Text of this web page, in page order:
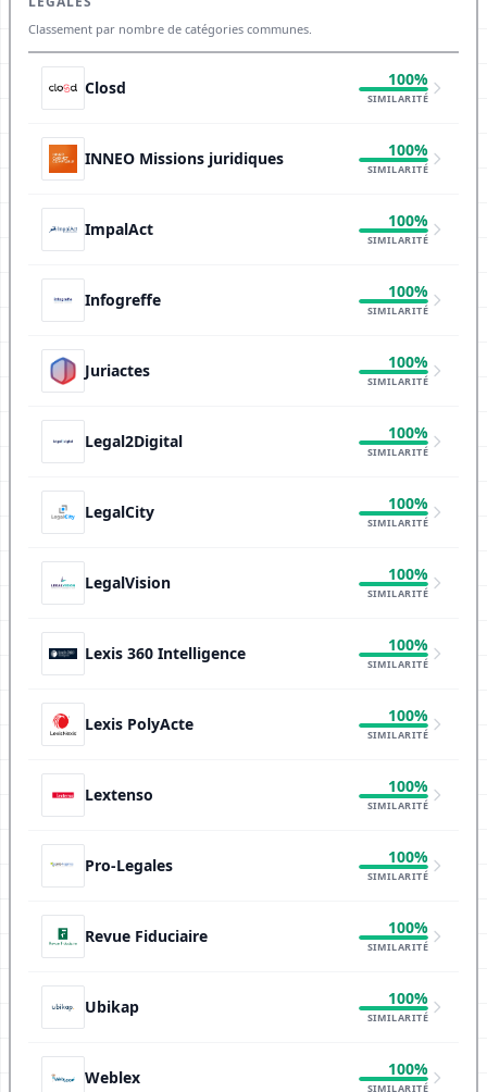
Classement par nombre de catégories communes.
Closd 100%
SIMILARITÉ
INNEO Missions juridiques 100%
SIMILARITÉ
ImpalAct 100%
SIMILARITÉ
Infogreffe 100%
SIMILARITÉ
Juriactes 100%
SIMILARITÉ
Legal2Digital 100%
SIMILARITÉ
LegalCity 100%
SIMILARITÉ
LegalVision 100%
SIMILARITÉ
Lexis 360 Intelligence 100%
SIMILARITÉ
Lexis PolyActe 100%
SIMILARITÉ
Lextenso 100%
SIMILARITÉ
Pro-Legales 100%
SIMILARITÉ
Revue Fiduciaire 100%
SIMILARITÉ
Ubikap 100%
SIMILARITÉ
Weblex 100%
SIMILARITÉ